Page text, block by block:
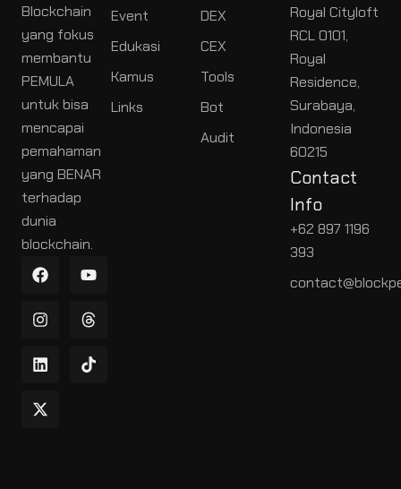
Blockchain
yang fokus
membantu
PEMULA
untuk bisa
mencapai
pemahaman
yang BENAR
terhadap
dunia
blockchain.
Event
Edukasi
Kamus
Links
DEX
CEX
Tools
Bot
Audit
Royal Cityloft
RCL 0101,
Royal
Residence,
Surabaya,
Indonesia
60215
Contact
Info
+62 897 1196
393